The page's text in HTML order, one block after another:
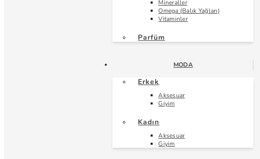
Mineraller
Omega (Balık Yağları)
Vitaminler
Parfüm
MODA
Erkek
Aksesuar
Giyim
Kadın
Aksesuar
Giyim